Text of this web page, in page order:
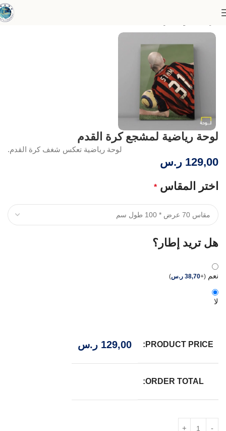
لوحة رياضية لمشجع كرة القدم
لوحة رياضية تعكس شغف كرة القدم.
129,00 ر.س
اختر المقاس *
هل تريد إطار؟
نعم (
+
38,70 ر.س)
لا
PRODUCT PRICE:
129,00 ر.س
ORDER TOTAL: